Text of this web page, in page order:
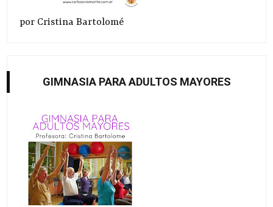
por Cristina Bartolomé
GIMNASIA PARA ADULTOS MAYORES